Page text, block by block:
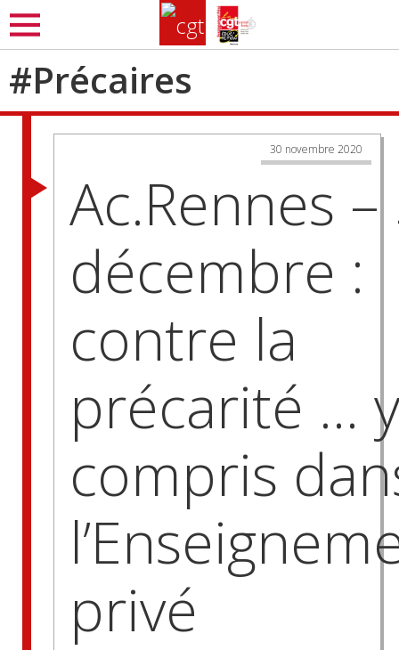
Aller
au
contenu
principal
#Précaires
30 novembre 2020
Ac.Rennes –
décembre :
contre la
précarité … y
compris
privé